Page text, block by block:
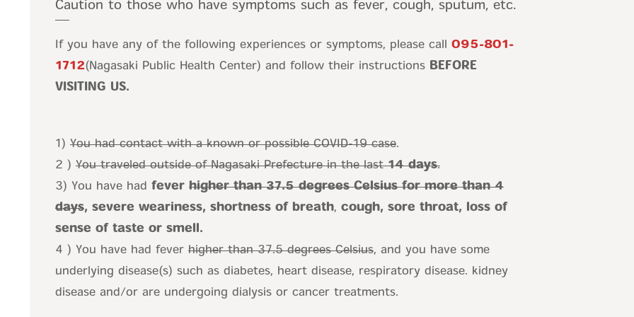
Caution to those who have symptoms such as fever, cough, sputum, etc.
If you have any of the following experiences or symptoms, please call 095-801-
1712(Nagasaki Public Health Center) and follow their instructions BEFORE
VISITING US.
1) You had contact with a known or possible COVID-19 case.
2 ) You traveled outside of Nagasaki Prefecture in the last14 days.
3) You have had fever higher than 37.5 degrees Celsius for more than 4
days, severe weariness, shortness of breath, cough, sore throat, loss of
sense of taste or smell.
4 ) You have had fever higher than 37.5 degrees Celsius, and you have some
underlying disease(s) such as diabetes, heart disease, respiratory disease. kidney
disease and/or are undergoing dialysis or cancer treatments.